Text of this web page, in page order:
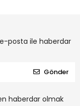
posta ile haberdar
Gönder
haberdar olmak